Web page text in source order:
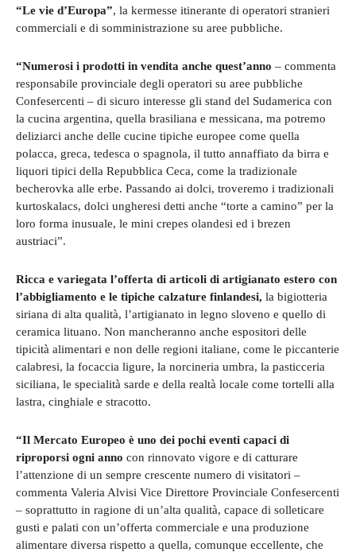
“Le vie d’Europa”, la kermesse itinerante di operatori stranieri
commerciali e di somministrazione su aree pubbliche.
“Numerosi i prodotti in vendita anche quest’anno – commenta
responsabile provinciale degli operatori su aree pubbliche
Confesercenti – di sicuro interesse gli stand del Sudamerica con
la cucina argentina, quella brasiliana e messicana, ma potremo
deliziarci anche delle cucine tipiche europee come quella
polacca, greca, tedesca o spagnola, il tutto annaffiato da birra e
liquori tipici della Repubblica Ceca, come la tradizionale
becherovka alle erbe. Passando ai dolci, troveremo i tradizionali
kurtoskalacs, dolci ungheresi detti anche “torte a camino” per la
loro forma inusuale, le mini crepes olandesi ed i brezen
austriaci”.
Ricca e variegata l’offerta di articoli di artigianato estero con
l’abbigliamento e le tipiche calzature finlandesi, la bigiotteria
siriana di alta qualità, l’artigianato in legno sloveno e quello di
ceramica lituano. Non mancheranno anche espositori delle
tipicità alimentari e non delle regioni italiane, come le piccanterie
calabresi, la focaccia ligure, la norcineria umbra, la pasticceria
siciliana, le specialità sarde e della realtà locale come tortelli alla
lastra, cinghiale e stracotto.
“Il Mercato Europeo è uno dei pochi eventi capaci di
riproporsi ogni anno con rinnovato vigore e di catturare
l’attenzione di un sempre crescente numero di visitatori –
commenta Valeria Alvisi Vice Direttore Provinciale Confesercenti
– soprattutto in ragione di un’alta qualità, capace di solleticare
gusti e palati con un’offerta commerciale e una produzione
alimentare diversa rispetto a quella, comunque eccellente, che